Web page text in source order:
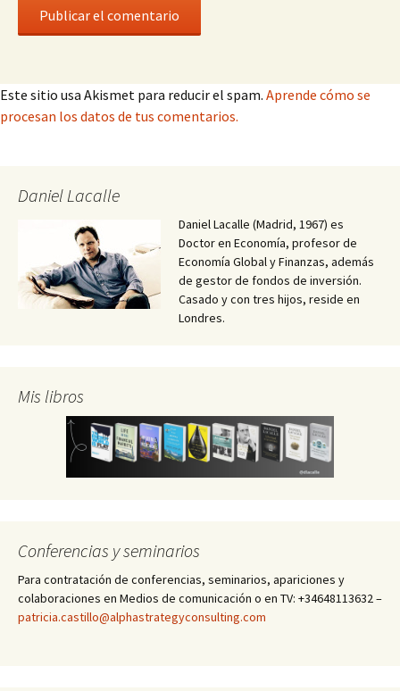
Este sitio usa Akismet para reducir el spam. Aprende cómo se
procesan los datos de tus comentarios.
Daniel Lacalle
Daniel Lacalle (Madrid, 1967) es
Doctor en Economía, profesor de
Economía Global y Finanzas, además
de gestor de fondos de inversión.
Casado y con tres hijos, reside en
Londres.
Mis libros
Conferencias y seminarios
Para contratación de conferencias, seminarios, apariciones y
colaboraciones en Medios de comunicación o en TV: +34648113632 –
patricia.castillo@alphastrategyconsulting.com